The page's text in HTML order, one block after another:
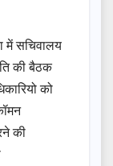
में सचिवालय
की बैठक
को
की